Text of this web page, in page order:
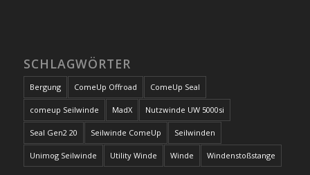
SCHLAGWÖRTER
Bergung ComeUp Offroad ComeUp Seal
comeup Seilwinde MadX Nutzwinde UW 5000si
Seal Gen2 20 Seilwinde ComeUp Seilwinden
Unimog Seilwinde Utility Winde Winde Windenstoßstange